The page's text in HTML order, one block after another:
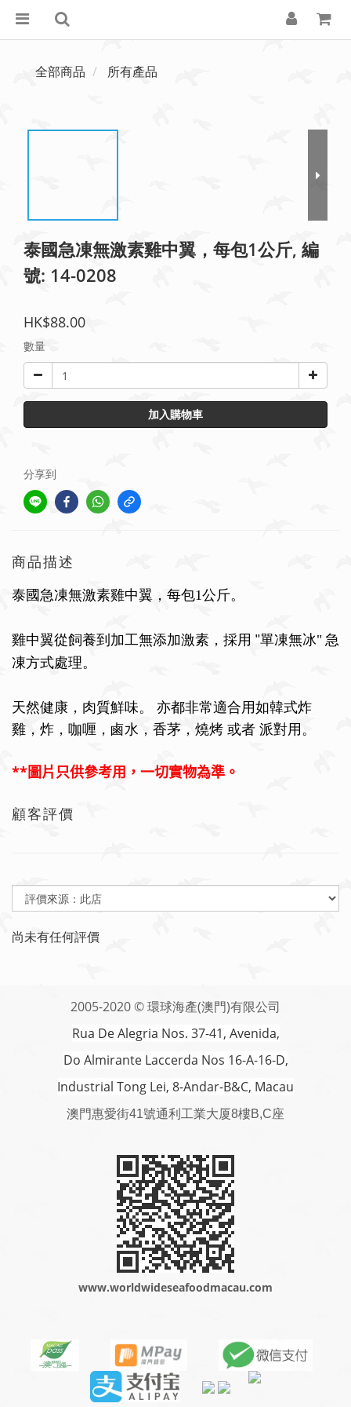
全部商品 所有產品
泰國急凍無激素雞中翼，每包1公斤, 編
號: 14-0208
HK$88.00
數量
加入購物車
分享到
商品描述
泰國急凍無激素雞中翼，每包1公斤。
雞中翼從飼養到加工無添加激素，採用 "單凍無冰" 急
凍方式處理。
天然健康，肉質鮮味。
亦都非常適合用如韓式炸
雞，炸，咖喱，鹵水，香茅，燒烤 或者 派對用。
**圖片只供參考用，一切實物為準。
顧客評價
尚未有任何評價
2005-2020 © 環球海產(澳門)有限公司
Rua De Alegria Nos. 37-41, Avenida,
Do Almirante Laccerda Nos 16-A-16-D,
Industrial Tong Lei, 8-Andar-B&C, Macau
澳門惠愛街41號通利工業大厦8樓B,C座
www.worldwideseafoodmacau.com